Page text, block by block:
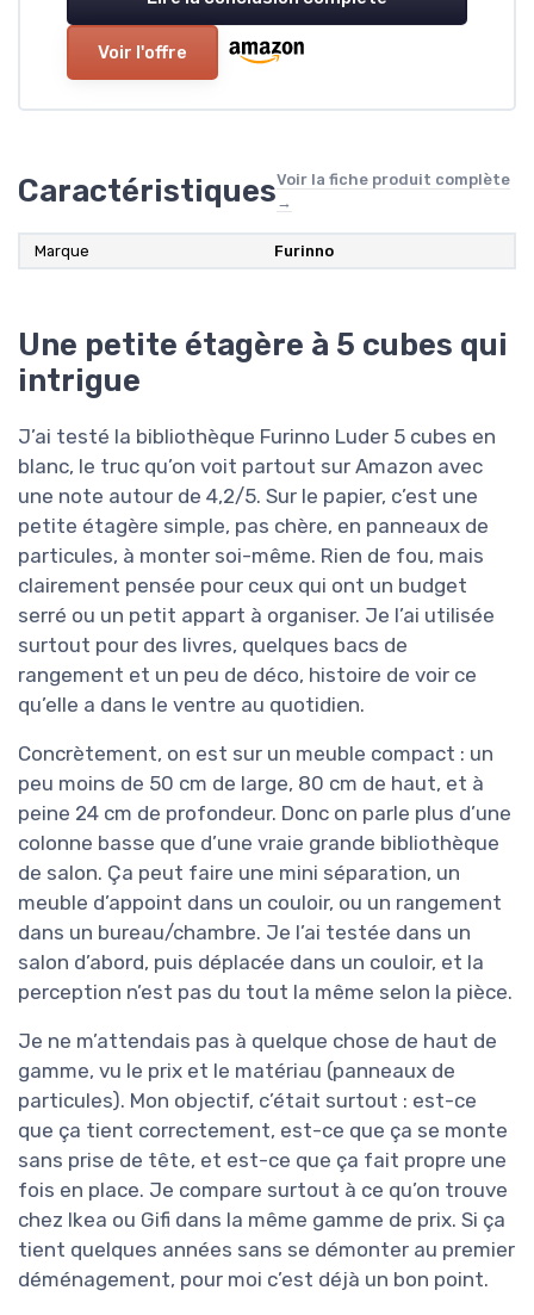
Voir l'offre
CaractéristiquesVoir la fiche produit complète
→
Marque Furinno
Une petite étagère à 5 cubes qui
intrigue
J’ai testé la bibliothèque Furinno Luder 5 cubes en
blanc, le truc qu’on voit partout sur Amazon avec
une note autour de 4,2/5. Sur le papier, c’est une
petite étagère simple, pas chère, en panneaux de
particules, à monter soi-même. Rien de fou, mais
clairement pensée pour ceux qui ont un budget
serré ou un petit appart à organiser. Je l’ai utilisée
surtout pour des livres, quelques bacs de
rangement et un peu de déco, histoire de voir ce
qu’elle a dans le ventre au quotidien.
Concrètement, on est sur un meuble compact : un
peu moins de 50 cm de large, 80 cm de haut, et à
peine 24 cm de profondeur. Donc on parle plus d’une
colonne basse que d’une vraie grande bibliothèque
de salon. Ça peut faire une mini séparation, un
meuble d’appoint dans un couloir, ou un rangement
dans un bureau/chambre. Je l’ai testée dans un
salon d’abord, puis déplacée dans un couloir, et la
perception n’est pas du tout la même selon la pièce.
Je ne m’attendais pas à quelque chose de haut de
gamme, vu le prix et le matériau (panneaux de
particules). Mon objectif, c’était surtout : est-ce
que ça tient correctement, est-ce que ça se monte
sans prise de tête, et est-ce que ça fait propre une
fois en place. Je compare surtout à ce qu’on trouve
chez Ikea ou Gifi dans la même gamme de prix. Si ça
tient quelques années sans se démonter au premier
déménagement, pour moi c’est déjà un bon point.